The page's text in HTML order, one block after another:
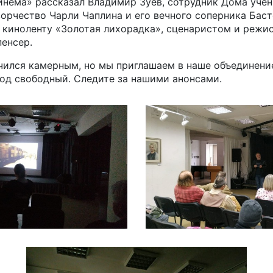
Чарли Чаплина и его вечного соперника
«Золотая лихорадка», сценаристом и
камерным, но мы приглашаем в наше
свободный. Следите за нашими анонсами.